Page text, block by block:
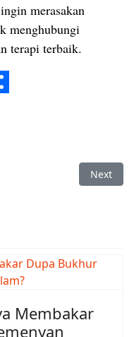
menghubungi
terapi terbaik.
Sakit Jantung, Manfaat
Next
Next
Membakar